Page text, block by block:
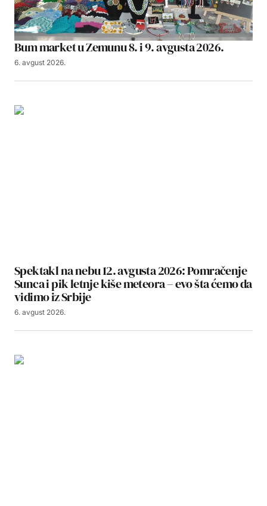
Bum market u Zemunu 8. i 9. avgusta 2026.
6. avgust 2026.
Spektakl na nebu 12. avgusta 2026: Pomračenje
Sunca i pik letnje kiše meteora – evo šta ćemo da
vidimo iz Srbije
6. avgust 2026.